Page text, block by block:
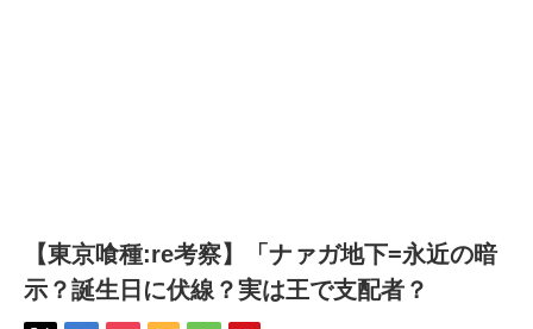
【東京喰種:re考察】「ナァガ地下=永近の暗
示？誕生日に伏線？実は王で支配者？